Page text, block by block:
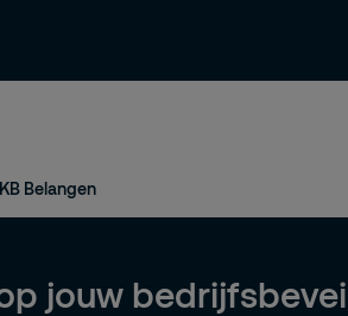
Beveiligingsoplossingen
Belangen
jouw